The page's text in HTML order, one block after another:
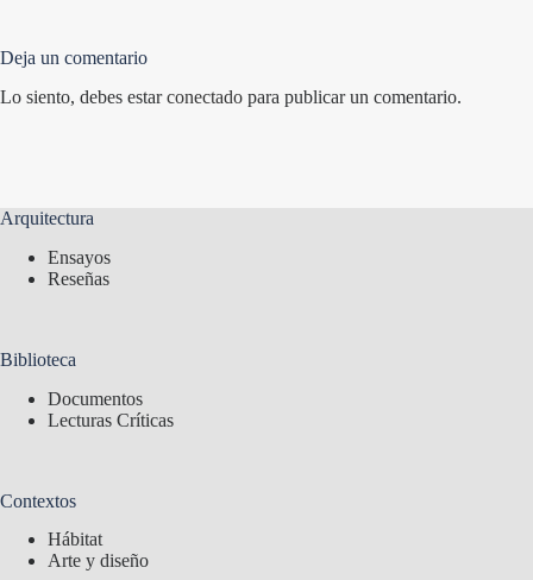
Deja un comentario
Lo siento, debes estarconectado para publicar un comentario.
Arquitectura
Ensayos
Reseñas
Biblioteca
Documentos
Lecturas Críticas
Contextos
Hábitat
Arte y diseño